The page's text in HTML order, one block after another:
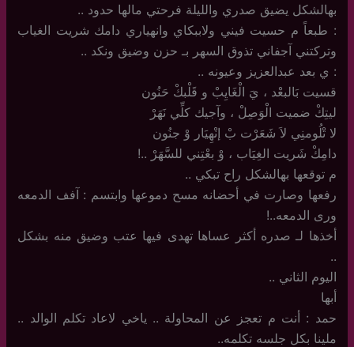
بهالشكل يضيق صدري والليلة فرحتي مالها حدود ..
: طبعاً م حسيت فيني ولاببكاي وانهياري دامك شريت الغياب
وتركتني آجفاني تذوق السهر بـ حزن وضيق ونكد ..
: ي بعد عبدالعزيز وعيونه ..
قسيت بَالبعْد ، يَ الْغَايِبْ و قَلْبكْ حَنُون
ليتِكْ ضميت الْوَصِلْ ، وآجيك كلِّي نَهَرْ
لا تْلُومنِي لاَ شَعَرْت بْ إنْهِيَار وْ جنُون
دامِكْ شَريت الغِيَاب ، وْ بعْتِني للسَّهَرْ ..!
م توقعها بهالشكل راح تبكي ..
رفعها وصارت في أحضانه مسح دموعها وابتسم : آفف الدمعه
ورى الدمعه..!
أخذها لـ صدره أكثر عساها تهدى فيها عتب وضيق منه بشكل
..
اليوم الثاني ..
أبها
حمد : أنت م تعجز عن المحاولة .. ياخي لاعاد تكلم الوالد ..
ملينا بكل جلسه تكلمه..